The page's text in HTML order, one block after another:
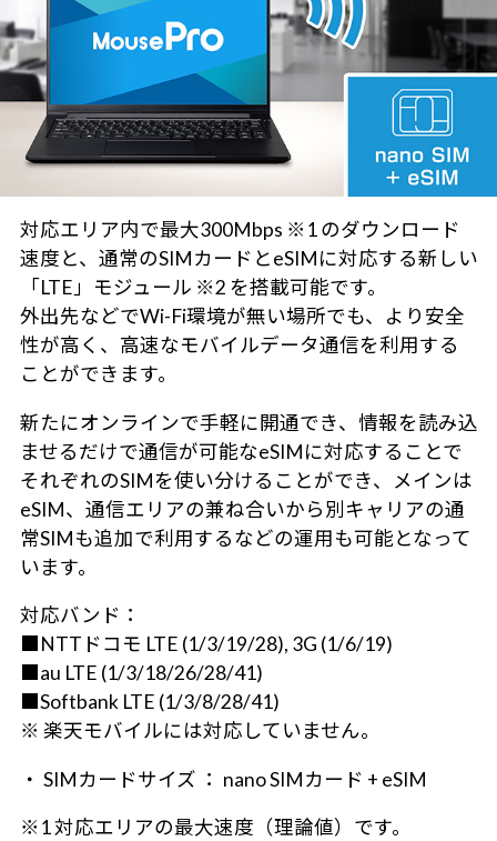
対応エリア内で最大300Mbps ※1 のダウンロード
速度と、通常のSIMカードとeSIMに対応する新しい
「LTE」モジュール ※2 を搭載可能です。
外出先などでWi-Fi環境が無い場所でも、より安全
性が高く、高速なモバイルデータ通信を利用する
ことができます。
新たにオンラインで手軽に開通でき、情報を読み込
ませるだけで通信が可能なeSIMに対応することで
それぞれのSIMを使い分けることができ、メインは
eSIM、通信エリアの兼ね合いから別キャリアの通
常SIMも追加で利用するなどの運用も可能となって
います。
対応バンド：
■NTTドコモ LTE (1/3/19/28), 3G (1/6/19)
■au LTE (1/3/18/26/28/41)
■Softbank LTE (1/3/8/28/41)
※ 楽天モバイルには対応していません。
・ SIMカードサイズ ： nano SIMカード + eSIM
※1 対応エリアの最大速度（理論値）です。